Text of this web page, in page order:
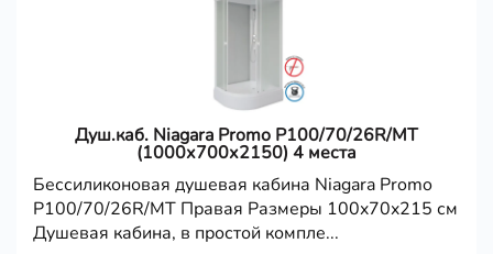
Душ.каб. Niagara Promo P100/70/26R/MT
(1000х700х2150) 4 места
Бессиликоновая душевая кабина Niagara Promo
P100/70/26R/MT Правая Размеры 100x70x215 см
Душевая кабина, в простой компле...